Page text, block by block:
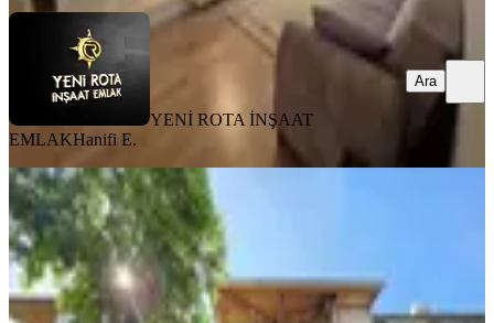
YENİ ROTA İNŞAAT
EMLAKHanifi E.
Ara
MANZARALI
Yeni Rota'dan Diş Hastanesi Civ.
Geniş 3+1 Kiralık Daire
Dulkadiroğlu, Mehmet Akif Mahallesi
·150 m² · 1. Kat 31.07.2026